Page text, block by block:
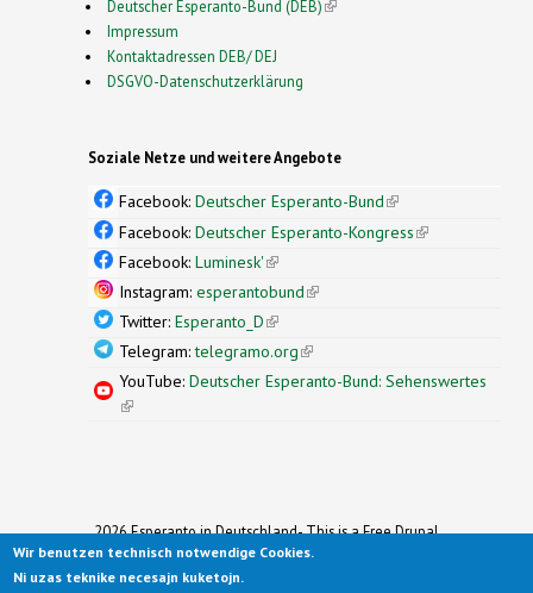
Deutscher Esperanto-Bund (DEB)(link is external)
Impressum
Kontaktadressen DEB/ DEJ
DSGVO-Datenschutzerklärung
Soziale Netze und weitere Angebote
Facebook: Deutscher Esperanto-Bund(link is
external)
Facebook: Deutscher Esperanto-Kongress(link is
Facebook: Luminesk'(link is external)
Instagram: esperantobund(link is external)
Twitter: Esperanto_D(link is external)
Telegram:telegramo.org(link is external)
YouTube: Deutscher Esperanto-Bund: Sehenswertes
(link is external)
2026 Esperanto in Deutschland- This is a Free Drupal
Theme
Ported to Drupal for the Open Source Community by
Wir benutzen technisch notwendige Cookies.
Ni uzas teknike necesajn kuketojn.